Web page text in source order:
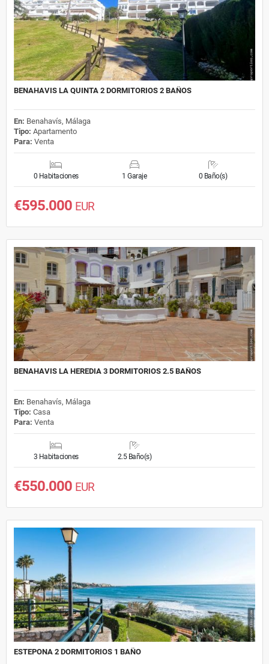
BENAHAVIS LA QUINTA 2 DORMITORIOS 2 BAÑOS
En: Benahavís, Málaga
Tipo: Apartamento
Para: Venta
0 Habitaciones 1 Garaje 0 Baño(s)
€595.000 EUR
BENAHAVIS LA HEREDIA 3 DORMITORIOS 2.5 BAÑOS
En: Benahavís, Málaga
Tipo: Casa
Para: Venta
3 Habitaciones 2.5 Baño(s)
€550.000 EUR
ESTEPONA 2 DORMITORIOS 1 BAÑO